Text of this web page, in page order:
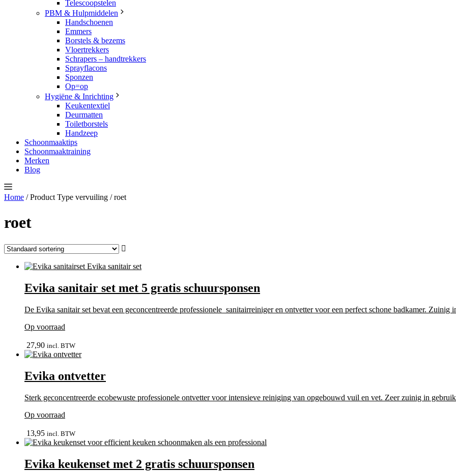
Telescoopstelen
PBM & Hulpmiddelen
Handschoenen
Emmers
Borstels & bezems
Vloertrekkers
Schrapers – handtrekkers
Sprayflacons
Sponzen
Op=op
Hygiëne & Inrichting
Keukentextiel
Deurmatten
Toiletborstels
Handzeep
Schoonmaaktips
Schoonmaaktraining
Merken
Blog
Home / Product Type vervuiling / roet
roet
Evika sanitair set met 5 gratis schuursponsen
De Evika sanitair set bevat een geconcentreerde professionele sanitairreiniger en ontvetter voor een perfect schone badkamer. Zuinig
Op voorraad
27,90 incl. BTW
Evika ontvetter
Sterk geconcentreerde ecobewuste professionele ontvetter voor intensieve reiniging van opgebouwd vuil en vet. Zeer zuinig in
Op voorraad
13,95 incl. BTW
Evika keukenset met 2 gratis schuursponsen